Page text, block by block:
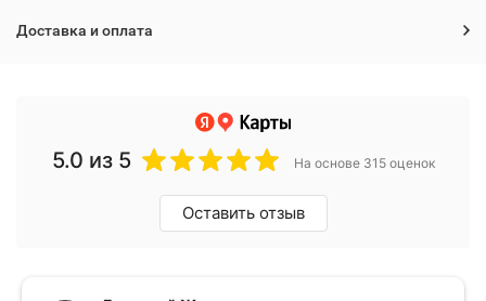
Доставка и оплата